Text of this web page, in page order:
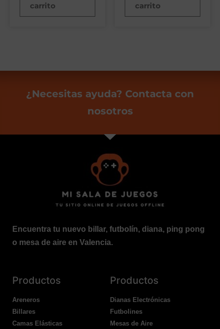
carrito
carrito
¿Necesitas ayuda? Contacta con
nosotros
Encuentra tu nuevo billar, futbolín, diana, ping pong
o mesa de aire en Valencia.
Productos
Areneros
Billares
Camas Elásticas
Productos
Dianas Electrónicas
Futbolines
Mesas de Aire